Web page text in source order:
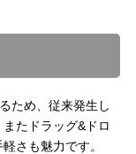
ため、従来発生し
たドラッグ&ドロ
さも魅力です。